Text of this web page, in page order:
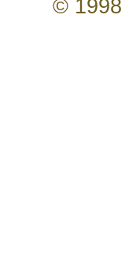
© 1998